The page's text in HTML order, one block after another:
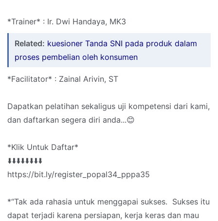
*Trainer* : Ir. Dwi Handaya, MK3
Related: kuesioner Tanda SNI pada produk dalam
proses pembelian oleh konsumen
*Facilitator* : Zainal Arivin, ST
Dapatkan pelatihan sekaligus uji kompetensi dari kami,
dan daftarkan segera diri anda...😊
*Klik Untuk Daftar*
⬇️⬇️⬇️⬇️⬇️⬇️⬇️⬇️
https://bit.ly/register_popal34_pppa35
*“Tak ada rahasia untuk menggapai sukses. Sukses itu
dapat terjadi karena persiapan, kerja keras dan mau